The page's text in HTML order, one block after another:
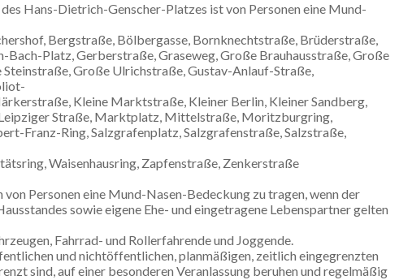
Hans-Dietrich-Genscher-Platzes ist von Personen eine Mund-
Bergstraße, Bölbergasse, Bornknechtstraße, Brüderstraße,
Platz, Gerberstraße, Graseweg, Große Brauhausstraße, Große
Große Ulrichstraße, Gustav-Anlauf-Straße,
Kleine Marktstraße, Kleiner Berlin, Kleiner Sandberg,
Leipziger Straße, Marktplatz, Mittelstraße, Moritzburgring,
Franz-Ring, Salzgrafenplatz, Salzgrafenstraße, Salzstraße,
Waisenhausring, Zapfenstraße, Zenkerstraße
Personen eine Mund-Nasen-Bedeckung zu tragen, wenn der
sowie eigene Ehe- und eingetragene Lebenspartner gelten
Fahrrad- und Rollerfahrende und Joggende.
und nichtöffentlichen, planmäßigen, zeitlich eingegrenzten
sind, auf einer besonderen Veranlassung beruhen und regelmäßig